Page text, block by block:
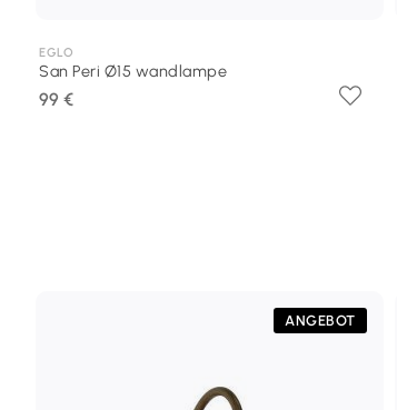
EGLO
San Peri Ø15 wandlampe
99 €
ANGEBOT